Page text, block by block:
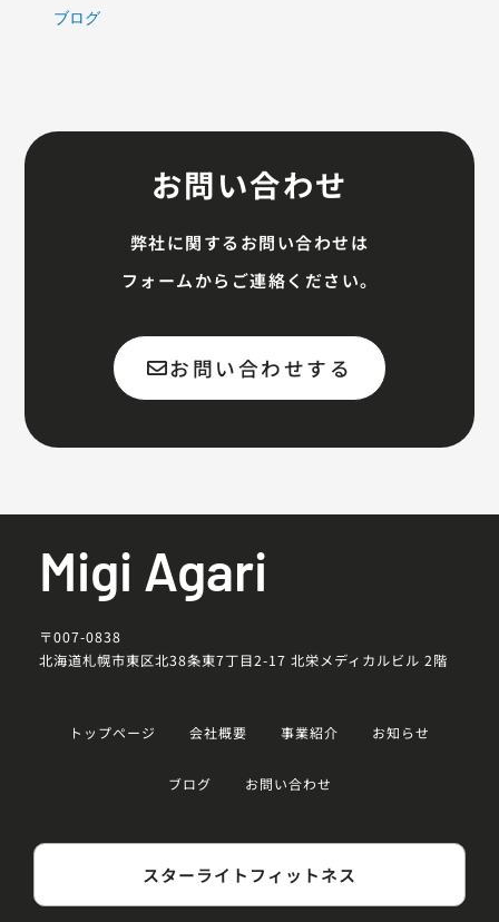
ブログ
お問い合わせ
弊社に関するお問い合わせは
フォームからご連絡ください。
お問い合わせする
Migi Agari
〒007-0838
北海道札幌市東区北38条東7丁目2-17 北栄メディカルビル 2階
トップページ 会社概要 事業紹介 お知らせ
ブログ お問い合わせ
スターライトフィットネス